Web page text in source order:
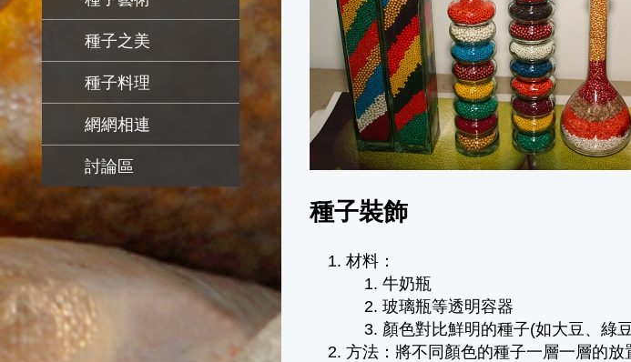
種子之美
種子料理
網網相連
討論區
種子裝飾
材料：
牛奶瓶
玻璃瓶等透明容器
顏色對比鮮明的種子(如大豆、綠
方法：將不同顏色的種子一層一層的